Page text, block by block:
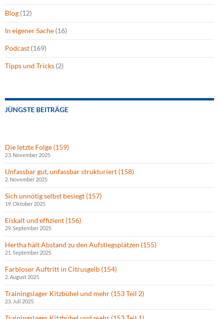
Blog (12)
In eigener Sache (16)
Podcast (169)
Tipps und Tricks (2)
JÜNGSTE BEITRÄGE
Die letzte Folge (159)
23. November 2025
Unfassbar gut, unfassbar strukturiert (158)
2. November 2025
Sich unnötig selbst besiegt (157)
19. Oktober 2025
Eiskalt und effizient (156)
29. September 2025
Hertha hält Abstand zu den Aufstiegsplätzen (155)
21. September 2025
Farbloser Auftritt in Citrusgelb (154)
2. August 2025
Trainingslager Kitzbühel und mehr (153 Teil 2)
23. Juli 2025